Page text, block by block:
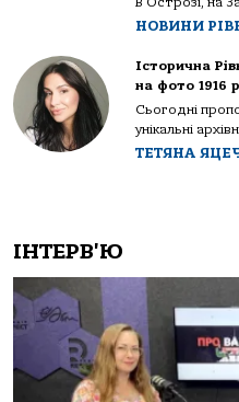
НОВИНИ
Історична
на фото 1916
Сьогодні
унікальні
ТЕТЯНА
ІНТЕРВ'Ю